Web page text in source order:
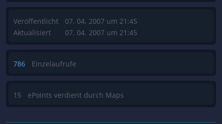
Veröffentlicht
Aktualisiert
07. 04. 2007 um 21:45
07. 04. 2007 um 21:45
786 Einzelaufrufe
15 ePoints verdient durch Maps